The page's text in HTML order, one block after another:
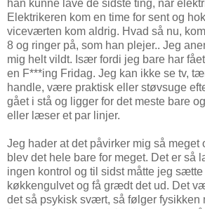
han kunne lave de sidste ting, når
Elektrikeren kom en time for sent og
viceværten kom aldrig. Hvad så nu,
8 og ringer på, som han plejer.. Jeg
mig helt vildt. Især fordi jeg bare har
en F***ing Fridag. Jeg kan ikke se tv,
handle, være praktisk eller støvsuge
gået i stå og ligger for det meste bare
eller læser et par linjer.
Jeg hader at det påvirker mig så meget
blev det hele bare for meget. Det er så
ingen kontrol og til sidst måtte jeg sætte
køkkengulvet og få grædt det ud. Det
det så psykisk svært, så følger fysikken